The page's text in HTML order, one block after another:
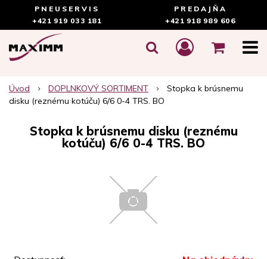
PNEUSERVIS
+421 919 033 181
PREDAJŇA
+421 918 989 606
Úvod DOPLNKOVÝ SORTIMENT
Stopka k brúsnemu
disku (reznému kotúču) 6/6 0-4 TRS. BO
Stopka k brúsnemu disku (reznému
kotúču) 6/6 0-4 TRS. BO